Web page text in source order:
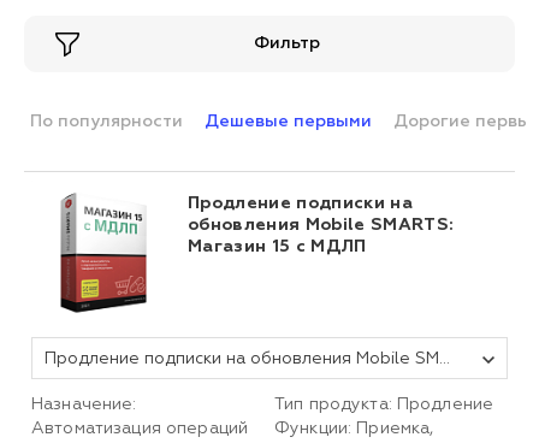
Фильтр
По популярности Дешевые первыми Дорогие
Продление подписки на
обновления Mobile SMARTS:
Магазин 15 c МДЛП
Продление подписки на обновления Mobile SMARTS Магазин 15 с МДЛП, БАЗОВЫЙ для «1С:Предприятия 8» на 1 (один) год
Назначение:
Автоматизация операций
Тип продукта: Продление
Функции: Приемка,